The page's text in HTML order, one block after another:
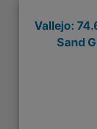
Vallejo:
Sand